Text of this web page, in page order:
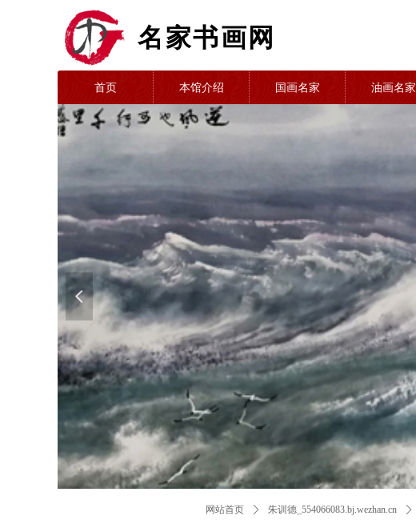
名家书画网
首页 本馆介绍 国画名家 油画名家
넳
网站首页 ꄲ 朱训德_554066083.bj.wezhan.cn ꄲ